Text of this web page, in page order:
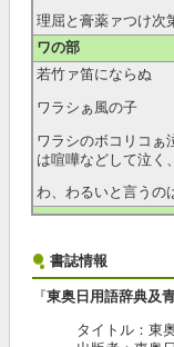
理屈と膏薬ァつけ次
ワの部
若竹ァ笛にならぬ
ワラシぁ風の子
ワラシのボコリコ
は喧嘩などして泣く
わ、わるいと言うの
書誌情報
『東奥日用語辞典及
タイトル：東